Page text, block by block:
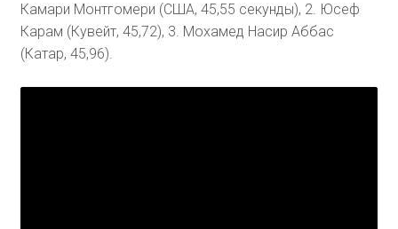
Камари Монтгомери (США, 45,55 секунды), 2. Юсеф
Карам (Кувейт, 45,72), 3. Мохамед Насир Аббас
(Катар, 45,96).